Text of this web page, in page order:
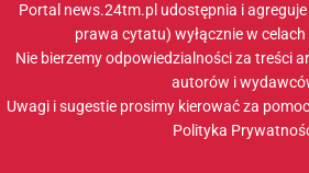
Portal news.24tm.pl udostępnia i
prawa cytatu) wyłącznie w
Nie bierzemy odpowiedzialności za treści
autorów i
Uwagi i sugestie prosimy kierować za
Polityka